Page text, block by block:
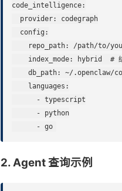
code_intelligence:
  provider: codegraph
  config:
repo_path: /path/to/
index_mode: hybrid  #
db_path: ~/.openclaw/
    languages:
      - typescript
      - python
      - go
2. Agent 查询示例